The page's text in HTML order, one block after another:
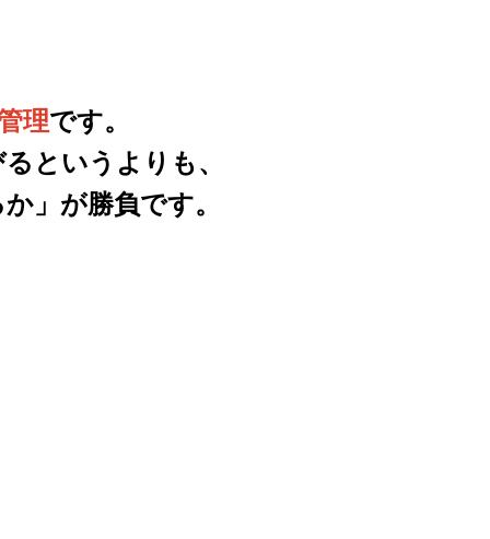
理です。
というよりも、
」が勝負です。